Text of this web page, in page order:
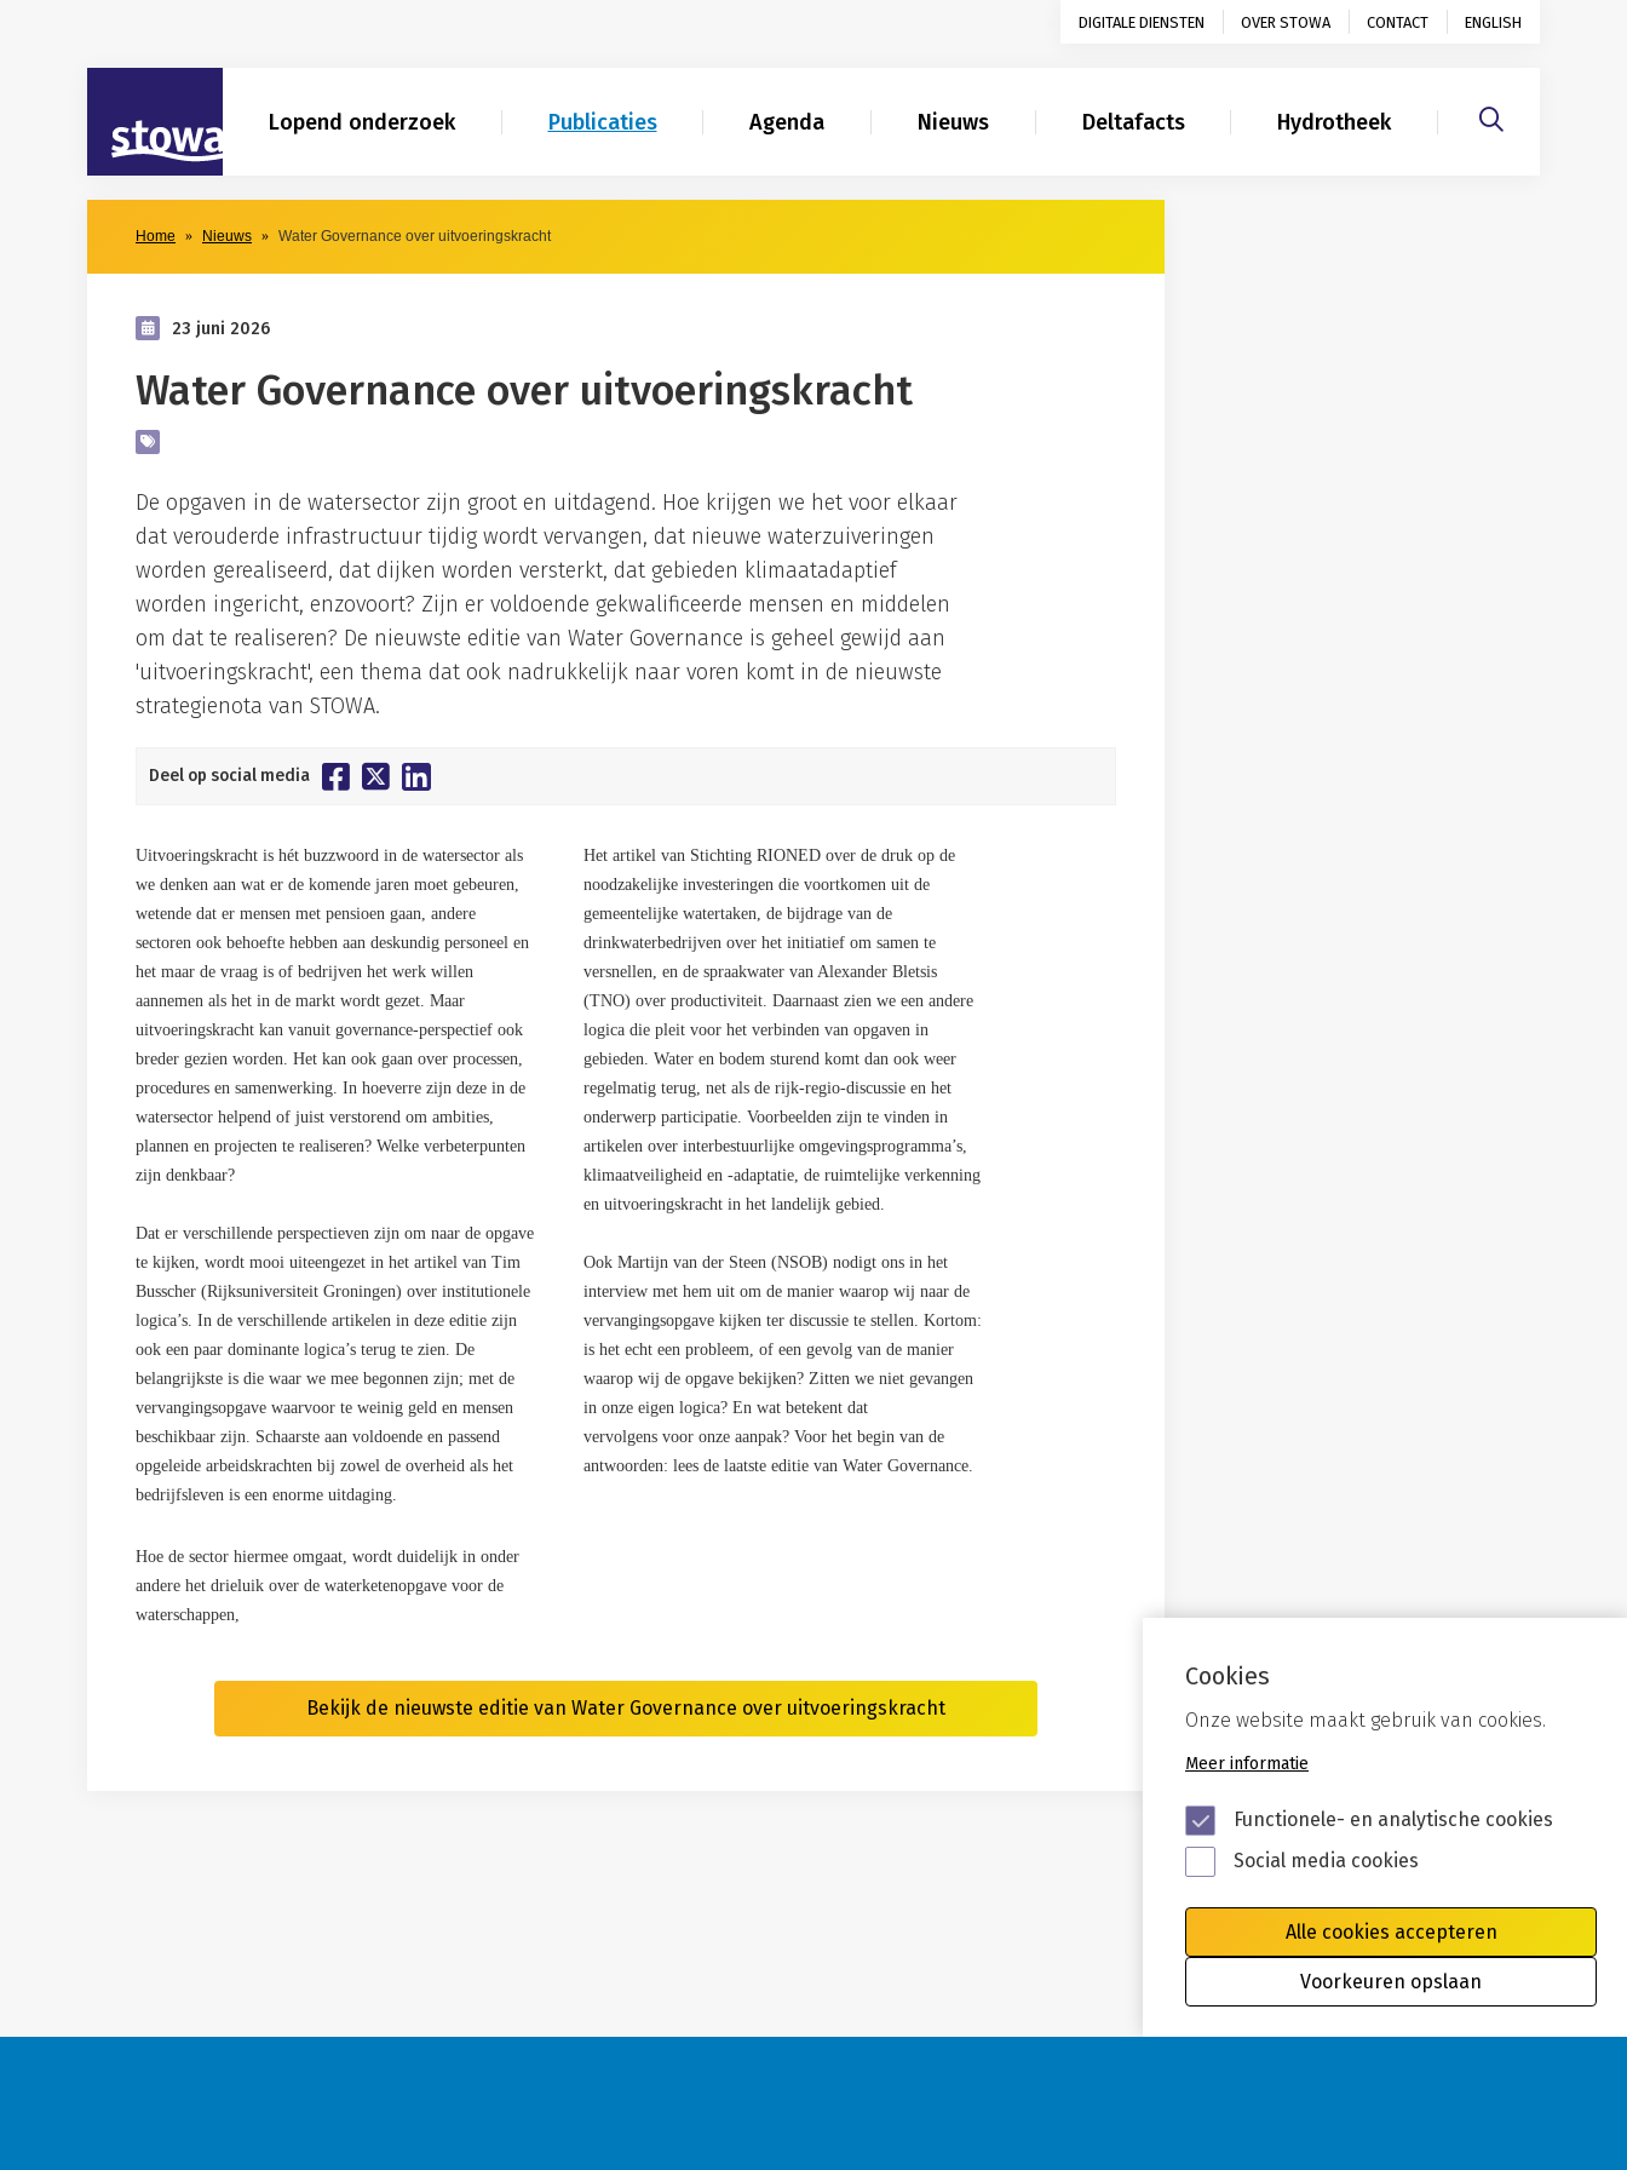
DIGITALE DIENSTEN OVER STOWA CONTACT ENGLISH
Lopend onderzoek Publicaties Agenda Nieuws Deltafacts Hydrotheek
Home Nieuws Water Governance over uitvoeringskracht
23 juni 2026
Water Governance over uitvoeringskracht
De opgaven in de watersector zijn groot en uitdagend. Hoe krijgen we het voor elkaar
dat verouderde infrastructuur tijdig wordt vervangen, dat nieuwe waterzuiveringen
worden gerealiseerd, dat dijken worden versterkt, dat gebieden klimaatadaptief
worden ingericht, enzovoort? Zijn er voldoende gekwalificeerde mensen en middelen
om dat te realiseren? De nieuwste editie van Water Governance is geheel gewijd aan
'uitvoeringskracht', een thema dat ook nadrukkelijk naar voren komt in de nieuwste
strategienota van STOWA.
Deel op social media
Uitvoeringskracht is hét buzzwoord in de watersector als
we denken aan wat er de komende jaren moet gebeuren,
wetende dat er mensen met pensioen gaan, andere
sectoren ook behoefte hebben aan deskundig personeel en
het maar de vraag is of bedrijven het werk willen
aannemen als het in de markt wordt gezet. Maar
uitvoeringskracht kan vanuit governance­-perspectief ook
breder gezien worden. Het kan ook gaan over processen,
procedures en samenwerking. In hoeverre zijn deze in de
watersector helpend of juist verstorend om ambities,
plannen en projecten te realiseren? Welke verbeterpunten
zijn denkbaar?
Dat er verschillende perspectieven zijn om naar de opgave
te kijken, wordt mooi uiteengezet in het artikel van Tim
Busscher (Rijksuniversiteit Groningen) over institutionele
logica’s. In de verschillende artikelen in deze editie zijn
ook een paar dominante logica’s terug te zien. De
belangrijkste is die waar we mee begonnen zijn; met de
vervangingsopgave waarvoor te weinig geld en mensen
beschikbaar zijn. Schaarste aan voldoende en passend
opgeleide arbeidskrachten bij zowel de overheid als het
bedrijfsleven is een enorme uitdaging.
Hoe de sector hiermee omgaat, wordt duidelijk in onder
andere het drieluik over de waterketenopgave voor de
waterschappen,
Het artikel van Stichting RIONED over de druk op de
noodzakelijke investeringen die voortkomen uit de
gemeentelijke watertaken, de bijdrage van de
drinkwaterbedrijven over het initiatief om samen te
versnellen, en de spraakwater van Alexander Bletsis
(TNO) over productiviteit. Daarnaast zien we een andere
logica die pleit voor het verbinden van opgaven in
gebieden. Water en bodem sturend komt dan ook weer
regelmatig terug, net als de rijk-regio-discussie en het
onderwerp participatie. Voorbeelden zijn te vinden in
artikelen over interbestuurlijke omgevingsprogramma’s,
klimaatveiligheid en -adaptatie, de ruimtelijke verkenning
en uitvoeringskracht in het landelijk gebied.
Ook Martijn van der Steen (NSOB) nodigt ons in het
interview met hem uit om de manier waarop wij naar de
vervangingsopgave kijken ter discussie te stellen. Kortom:
is het echt een probleem, of een gevolg van de manier
waarop wij de opgave bekijken? Zitten we niet gevangen
in onze eigen logica? En wat betekent dat
vervolgens voor onze aanpak? Voor het begin van de
antwoorden: lees de laatste editie van Water Governance.
Bekijk de nieuwste editie van Water Governance over uitvoeringskracht
Cookies
Onze website maakt gebruik van cookies.
Meer informatie
Functionele- en analytische cookies
Social media cookies
Alle cookies accepteren
Voorkeuren opslaan